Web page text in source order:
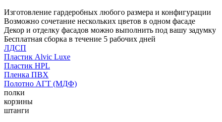
Изготовление гардеробных любого размера и конфигурации
Возможно сочетание нескольких цветов в одном фасаде
Декор и отделку фасадов можно выполнить под вашу задумку
Бесплатная сборка в течение 5 рабочих дней
ЛДСП
Пластик Alvic Luxe
Пластик HPL
Пленка ПВХ
Полотно АГТ (МДФ)
полки
корзины
штанги